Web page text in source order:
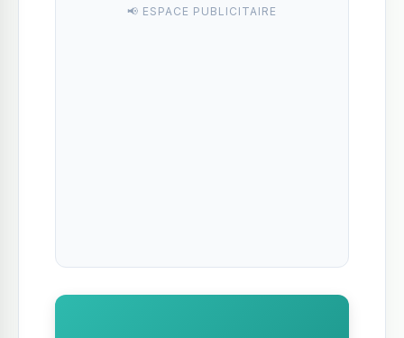
📢 ESPACE PUBLICITAIRE